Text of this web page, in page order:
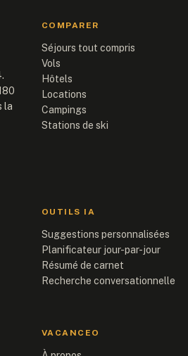
la
COMPARER
Séjours tout compris
Vols
Hôtels
Locations
Campings
Stations de ski
OUTILS IA
Suggestions personnalisées
Planificateur jour-par-jour
Résumé de carnet
Recherche conversationnelle
VACANCEO